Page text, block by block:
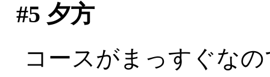
#5 夕方
コースがまっすぐな